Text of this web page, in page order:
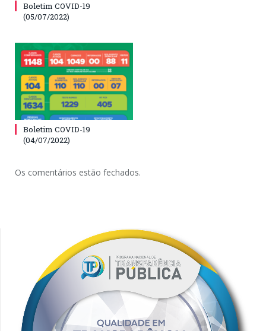
Boletim COVID-19
(05/07/2022)
Boletim COVID-19
(04/07/2022)
Os comentários estão fechados.